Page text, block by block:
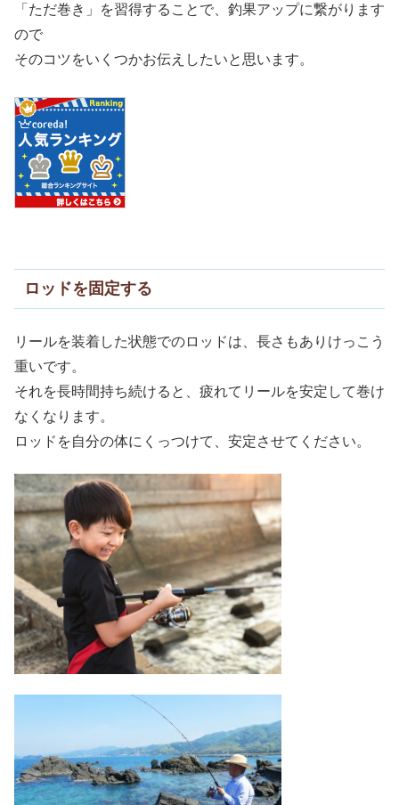
「ただ巻き」を習得することで、釣果アップに繋がります
ので
そのコツをいくつかお伝えしたいと思います。
ロッドを固定する
リールを装着した状態でのロッドは、長さもありけっこう
重いです。
それを長時間持ち続けると、疲れてリールを安定して巻け
なくなります。
ロッドを自分の体にくっつけて、安定させてください。